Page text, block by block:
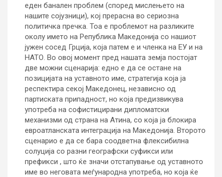
еден банален проблем (според мислењето на
нашите сојузници), кој прерасна во сериозна
политичка пречка. Тоа е проблемот на разликите
околу името на Република Македонија со нашиот
јужен сосед Грција, која патем е и членка на ЕУ и на
НАТО. Во овој момент пред нашата земја постојат
две можни сценарија: едно е да се остане на
позицијата на уставното име, стратегија која ја
респектира секој Македонец, независно од
партиската припадност, но која предизвикува
употреба на софистицирани дипломатски
механизми од страна на Атина, со која ја блокира
евроатланската интеграција на Македонија. Второто
сценарио е да се бара соодветна флексибилна
солуција со разни географски суфикси или
префикси , што ќе значи отстапување од уставното
име во неговата меѓународна употреба, но која ќе